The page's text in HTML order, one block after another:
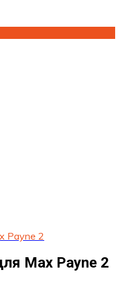
Payne 2
Max Payne 2